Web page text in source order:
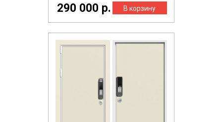
290 000 р.